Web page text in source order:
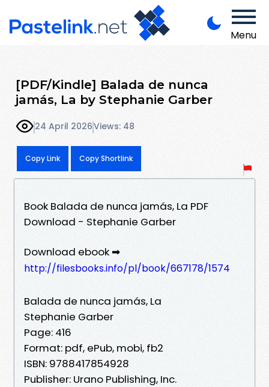
Menu
[PDF/Kindle] Balada de nunca
jamás, La by Stephanie Garber
24 April 2026Views: 48
Copy Link Copy Shortlink
Book Balada de nunca jamás, La PDF
Download - Stephanie Garber
Download ebook ➡
http://filesbooks.info/pl/book/667178/1574
Balada de nunca jamás, La
Stephanie Garber
Page: 416
Format: pdf, ePub, mobi, fb2
ISBN: 9788417854928
Publisher: Urano Publishing, Inc.